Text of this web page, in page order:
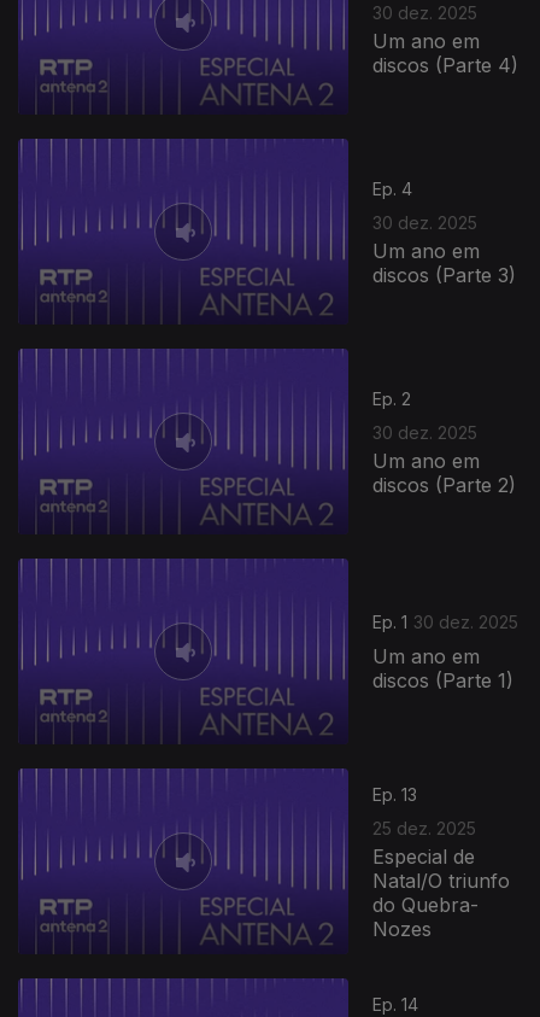
30 dez. 2025
Um ano em
discos (Parte 4)
Ep. 4
30 dez. 2025
Um ano em
discos (Parte 3)
Ep. 2
30 dez. 2025
Um ano em
discos (Parte 2)
Ep. 1 30 dez. 2025
Um ano em
discos (Parte 1)
Ep. 13
25 dez. 2025
Especial de
Natal/O triunfo
do Quebra-
Nozes
Ep. 14